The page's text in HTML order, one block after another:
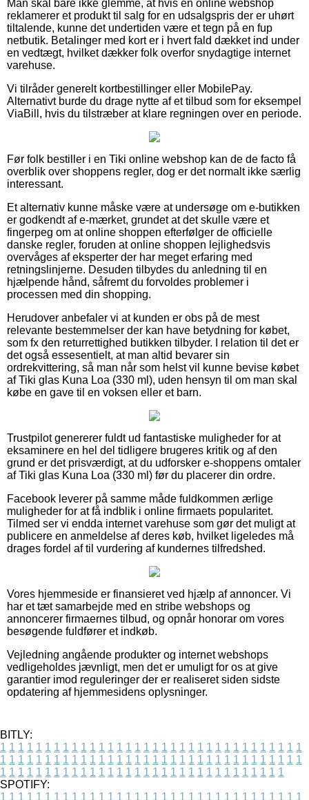
Man skal bare ikke glemme, at hvis en online webshop
reklamerer et produkt til salg for en udsalgspris der er uhørt
tiltalende, kunne det undertiden være et tegn på en fup
netbutik. Betalinger med kort er i hvert fald dækket ind under
en vedtægt, hvilket dækker folk overfor snydagtige internet
varehuse.
Vi tilråder generelt kortbestillinger eller MobilePay.
Alternativt burde du drage nytte af et tilbud som for eksempel
ViaBill, hvis du tilstræber at klare regningen over en periode.
Før folk bestiller i en Tiki online webshop kan de de facto få
overblik over shoppens regler, dog er det normalt ikke særlig
interessant.
Et alternativ kunne måske være at undersøge om e-butikken
er godkendt af e-mærket, grundet at det skulle være et
fingerpeg om at online shoppen efterfølger de officielle
danske regler, foruden at online shoppen lejlighedsvis
overvåges af eksperter der har meget erfaring med
retningslinjerne. Desuden tilbydes du anledning til en
hjælpende hånd, såfremt du forvoldes problemer i
processen med din shopping.
Herudover anbefaler vi at kunden er obs på de mest
relevante bestemmelser der kan have betydning for købet,
som fx den returrettighed butikken tilbyder. I relation til det er
det også essesentielt, at man altid bevarer sin
ordrekvittering, så man når som helst vil kunne bevise købet
af Tiki glas Kuna Loa (330 ml), uden hensyn til om man skal
købe en gave til en voksen eller et barn.
Trustpilot genererer fuldt ud fantastiske muligheder for at
eksaminere en hel del tidligere brugeres kritik og af den
grund er det prisværdigt, at du udforsker e-shoppens omtaler
af Tiki glas Kuna Loa (330 ml) før du placerer din ordre.
Facebook leverer på samme måde fuldkommen ærlige
muligheder for at få indblik i online firmaets popularitet.
Tilmed ser vi endda internet varehuse som gør det muligt at
publicere en anmeldelse af deres køb, hvilket ligeledes må
drages fordel af til vurdering af kundernes tilfredshed.
Vores hjemmeside er finansieret ved hjælp af annoncer. Vi
har et tæt samarbejde med en stribe webshops og
annoncerer firmaernes tilbud, og opnår honorar om vores
besøgende fuldfører et indkøb.
Vejledning angående produkter og internet webshops
vedligeholdes jævnligt, men det er umuligt for os at give
garantier imod reguleringer der er realiseret siden sidste
opdatering af hjemmesidens oplysninger.
BITLY:
1 1 1 1 1 1 1 1 1 1 1 1 1 1 1 1 1 1 1 1 1 1 1 1 1 1 1 1 1 1 1 1 1 1
1 1 1 1 1 1 1 1 1 1 1 1 1 1 1 1 1 1 1 1 1 1 1 1 1 1 1 1 1 1 1 1 1 1
1 1 1 1 1 1 1 1 1 1 1 1 1 1 1 1 1 1 1 1 1 1 1 1 1 1 1 1 1 1 1 1
SPOTIFY:
1 1 1 1 1 1 1 1 1 1 1 1 1 1 1 1 1 1 1 1 1 1 1 1 1 1 1 1 1 1 1 1 1 1